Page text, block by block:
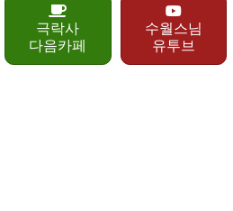
극락사
다음카페
수월스님
유투브